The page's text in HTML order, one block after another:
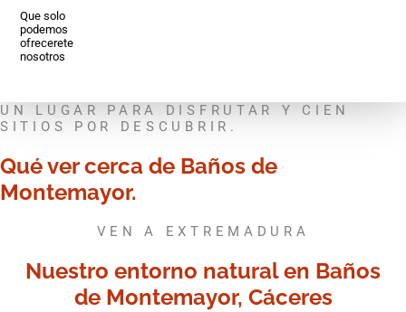
Que solo
podemos
ofrecerete
nosotros
UN LUGAR PARA DISFRUTAR Y CIEN
SITIOS POR DESCUBRIR.
Qué ver cerca de Baños de
Montemayor.
VEN A EXTREMADURA
Nuestro entorno natural en Baños
de Montemayor, Cáceres